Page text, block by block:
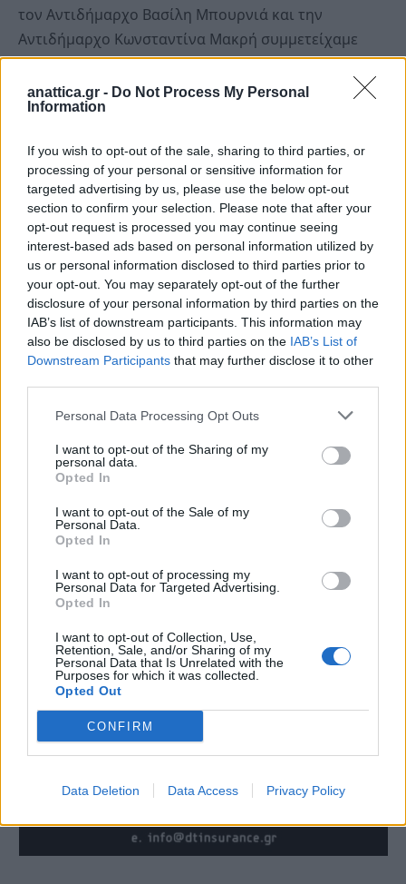
anattica.gr - Do Not Process My Personal
Information
If you wish to opt-out of the sale, sharing to third parties, or
processing of your personal or sensitive information for
targeted advertising by us, please use the below opt-out
section to confirm your selection. Please note that after your
opt-out request is processed you may continue seeing
interest-based ads based on personal information utilized by
us or personal information disclosed to third parties prior to
your opt-out. You may separately opt-out of the further
disclosure of your personal information by third parties on the
IAB’s list of downstream participants. This information may
also be disclosed by us to third parties on the IAB’s List of
Downstream Participants that may further disclose it to other
Personal Data Processing Opt Outs
I want to opt-out of the Sharing of my
personal data.
Opted In
I want to opt-out of the Sale of my
Personal Data.
Opted In
I want to opt-out of processing my
Personal Data for Targeted Advertising.
Opted In
I want to opt-out of Collection, Use,
Retention, Sale, and/or Sharing of my
Personal Data that Is Unrelated with the
Purposes for which it was collected.
Opted Out
CONFIRM
Data Deletion Data Access Privacy Policy
τον Αντιδήμαρχο Βασίλη Μπουρνιά και την
Αντιδήμαρχο Κωνσταντίνα Μακρή συμμετείχαμε
στην 5η Πορεία της «Γαλιλαίας», που
πραγματοποιήθηκε φέτος στην Παιανία.
οποία φιλοξένησε με απόλυτη επιτυχία ο Δήμος
Ραφήνας–Πικερμίου, αναδεικνύοντας τη δύναμη της
προσφοράς και της αλληλεγγύης.
Θερμά συγχαρητήρια σε όλους όσοι στήριξαν και
φέτος το πολύτιμο έργο της «Γαλιλαίας».